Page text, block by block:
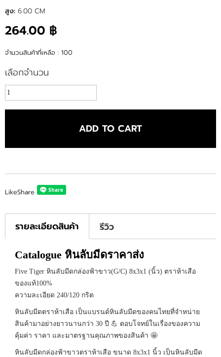
สูง: 6.00 CM
264.00 ฿
จำนวนสินค้าที่เหลือ : 100
เลือกจำนวน
ADD TO CART
LikeShare
รายละเอียดสินค้า รีวิว
Catalogue หินลับมีดราคาส่ง
Five Tiger หินลับมีดกล่องฟ้าขาว(G/C) 8x3x1 (นิ้ว) ตราห้าเสือ
ของแท้100%
ความละเอียด 240/120 กริต
หินลับมีดตราห้าเสือ เป็นแบรนด์หินลับมีดของคนไทยที่จำหน่าย
สินค้ามาอย่างยาวนานกว่า 30 ปี 💪 ตอบโจทย์ในเรื่องของความ
คุ้มค่า ราคา และมาตรฐานคุณภาพของสินค้า 🤩
หินลับมีดกล่องฟ้าขาวตราห้าเสือ ขนาด 8x3x1 นิ้ว เป็นหินลับมีด